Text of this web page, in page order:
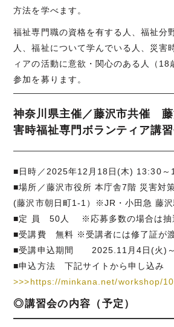
方法を学べます。
福祉専門職の資格を有する人、福祉分
人、福祉について学んでいる人、災害
ィアの活動に意欲・関心のある人（18
参加を募ります。
神奈川県主催／藤沢市共催 藤
害時福祉専門ボランティア講習
■日時／2025年12月18日(木) 13:30～
■場所／藤沢市役所 本庁舎7階 災害対
(藤沢市朝日町1‐1）※JR・小田急 藤
■定 員 50人 ※応募多数の場合は抽
■受講費 無料 ※受講者には修了証が
■受講申込期間 2025.11月4日(火)
■申込方法 下記サイトから申し込み
>>>https://minkana.net/workshop/
◎講習会の内容（予定）